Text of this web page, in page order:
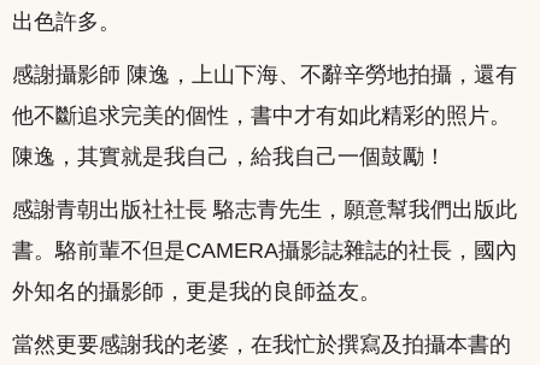
出色許多。
感謝攝影師 陳逸，上山下海、不辭辛勞地拍攝，還有
他不斷追求完美的個性，書中才有如此精彩的照片。
陳逸，其實就是我自己，給我自己一個鼓勵！
感謝青朝出版社社長 駱志青先生，願意幫我們出版此
書。駱前輩不但是CAMERA攝影誌雜誌的社長，國內
外知名的攝影師，更是我的良師益友。
當然更要感謝我的老婆，在我忙於撰寫及拍攝本書的